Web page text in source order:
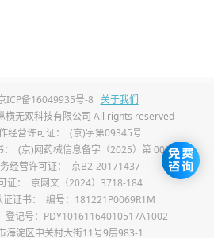
部分茶饮和食材泡水可清
代谢，适合热性便秘人
明子茶、荷叶茶、菊花
：发酵食物能够调节肠道
ICP备16049935号-8 关于我们
无双科技有限公司 All rights reserved
经营许可证：
(京)字第09345号
(京)网药械信息备字（2025）第 00017 号
经营许可证：
京B2-20171437
：
京网文（2024）3718-184
证书：
编号：181221P0069R1M
登记号：PDY10161164010517A1002
海淀区中关村大街11号9层983-1